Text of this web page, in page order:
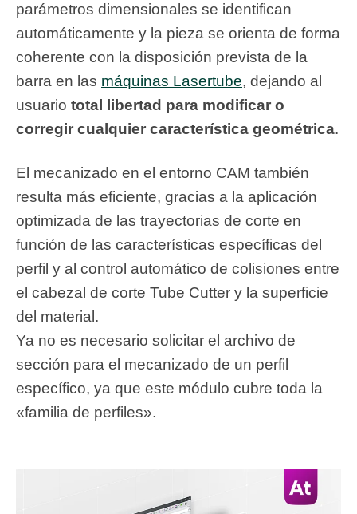
parámetros dimensionales se identifican
automáticamente y la pieza se orienta de forma
coherente con la disposición prevista de la
barra en las máquinas Lasertube, dejando al
usuario total libertad para modificar o
corregir cualquier característica geométrica.
El mecanizado en el entorno CAM también
resulta más eficiente, gracias a la aplicación
optimizada de las trayectorias de corte en
función de las características específicas del
perfil y al control automático de colisiones entre
el cabezal de corte Tube Cutter y la superficie
del material.
Ya no es necesario solicitar el archivo de
sección para el mecanizado de un perfil
específico, ya que este módulo cubre toda la
«familia de perfiles».